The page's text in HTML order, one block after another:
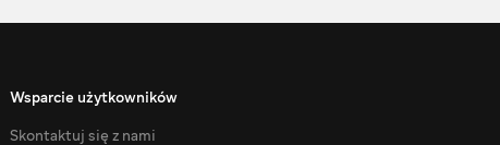
Wsparcie użytkowników
Skontaktuj się z nami